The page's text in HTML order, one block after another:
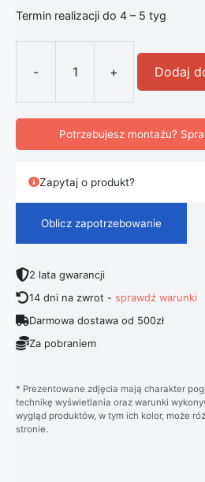
Termin realizacji do 4 – 5 tyg
-
ilość
+ Dodaj
Potrzebujesz montażu?
Zapytaj o produkt?
Oblicz zapotrzebowanie
2 lata gwarancji
14 dni na zwrot -sprawdź warunki
Darmowa dostawa od 500zł
Za pobraniem
* Prezentowane zdjęcia mają charakter
technikę wyświetlania oraz warunki
wygląd produktów, w tym ich kolor, może
stronie.